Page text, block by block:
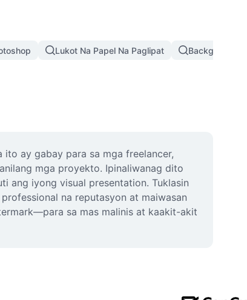
Lukot Na Papel Na Paglipat Background
ay gabay para sa mga freelancer,
mga proyekto. Ipinaliwanag dito
ang iyong visual presentation. Tuklasin
na reputasyon at maiwasan
sa mas malinis at kaakit-akit